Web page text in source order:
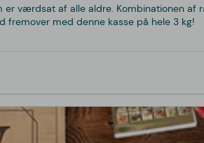
er værdsat af alle aldre. Kombinationen
fremover med denne kasse på hele 3 kg!